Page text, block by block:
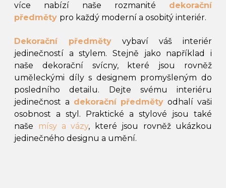
více nabízí naše rozmanité dekorační
předměty pro každý moderní a osobitý interiér.
Dekorační předměty vybaví váš interiér
jedinečností a stylem. Stejně jako například i
naše dekorační svícny, které jsou rovněž
uměleckými díly s designem promyšleným do
posledního detailu. Dejte svému interiéru
jedinečnost a dekorační předměty odhalí vaši
osobnost a styl. Praktické a stylové jsou také
naše
mísy a vázy, které jsou rovněž ukázkou
jedinečného designu a umění.